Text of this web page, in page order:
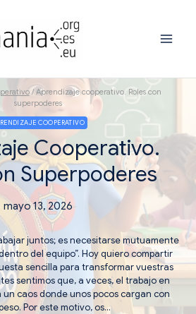
/ Aprendizaje cooperativo. Roles con
superpoderes
COOPERATIVO
Cooperativo.
Superpoderes
mayo 13, 2026
juntos; es necesitarse mutuamente
del equipo”. Hoy quiero compartir
sencilla para transformar vuestras
sentimos que, a veces, el trabajo en
caos donde unos pocos cargan con
Por este motivo, os…